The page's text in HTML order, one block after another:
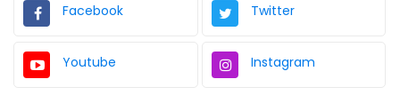
Facebook Twitter
Youtube Instagram